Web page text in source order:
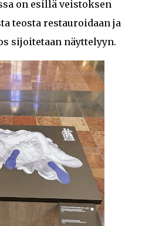
on esillä veistoksen
teosta restauroidaan ja
sijoitetaan näyttelyyn.